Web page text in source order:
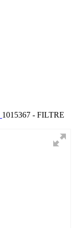
1015367 - FILTRE